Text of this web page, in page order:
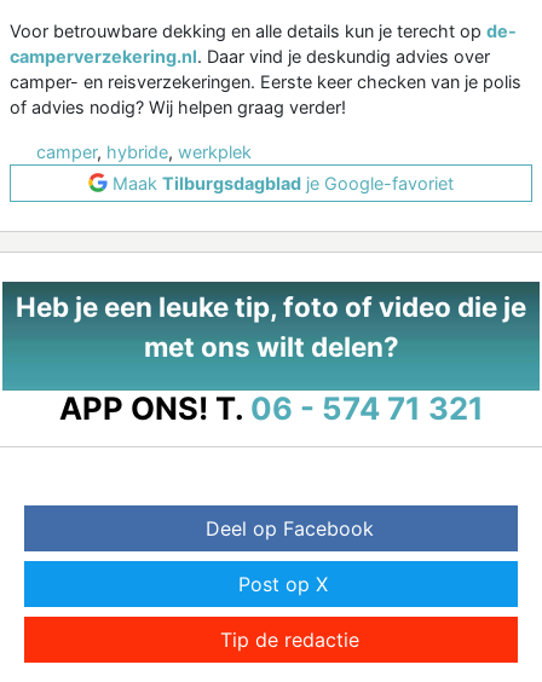
Voor betrouwbare dekking en alle details kun je terecht op de-
camperverzekering.nl. Daar vind je deskundig advies over
camper- en reisverzekeringen. Eerste keer checken van je polis
of advies nodig? Wij helpen graag verder!
camper, hybride, werkplek
Maak Tilburgsdagblad je Google-favoriet
Heb je een leuke tip, foto of video die je
met ons wilt delen?
APP ONS! T. 06 - 574 71 321
Deel op Facebook
Post op X
Tip de redactie